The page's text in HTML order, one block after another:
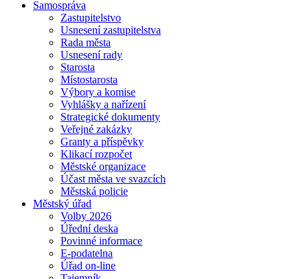
Samospráva
Zastupitelstvo
Usnesení zastupitelstva
Rada města
Usnesení rady
Starosta
Místostarosta
Výbory a komise
Vyhlášky a nařízení
Strategické dokumenty
Veřejné zakázky
Granty a příspěvky
Klikací rozpočet
Městské organizace
Účast města ve svazcích
Městská policie
Městský úřad
Volby 2026
Úřední deska
Povinné informace
E-podatelna
Úřad on-line